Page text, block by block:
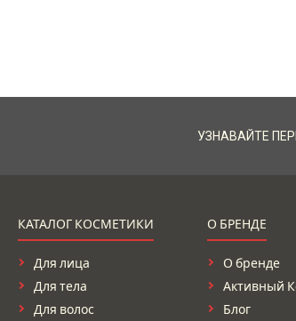
УЗНАВАЙТЕ
КАТАЛОГ КОСМЕТИКИ
Для лица
Для тела
Для волос
О БРЕНДЕ
О бренде
Активный
Блог